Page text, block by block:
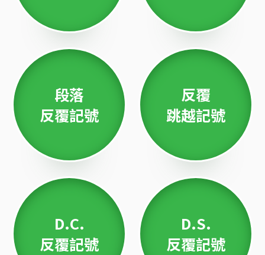
段落
反覆記號
反覆
跳越記號
D.C.
反覆記號
D.S.
反覆記號